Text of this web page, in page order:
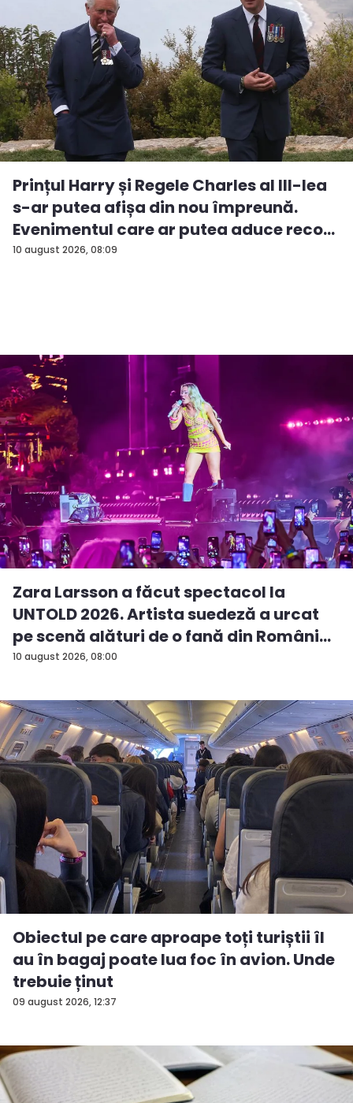
10 august 2026, 08:09
Prințul Harry și Regele Charles al III-lea
s-ar putea afișa din nou împreună.
Evenimentul care ar putea aduce reco...
10 august 2026, 08:00
Zara Larsson a făcut spectacol la
UNTOLD 2026. Artista suedeză a urcat
pe scenă alături de o fană din Români...
09 august 2026, 12:37
Obiectul pe care aproape toți turiștii îl
au în bagaj poate lua foc în avion. Unde
trebuie ținut